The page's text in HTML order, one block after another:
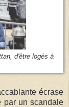
d'être logés à
écrase
par un scandale